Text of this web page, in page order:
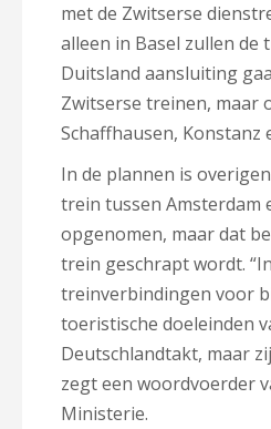
met de Zwitserse
alleen in Basel zullen de
Duitsland aansluiting
Zwitserse treinen, maar
Schaffhausen, Konstanz
In de plannen is
trein tussen Amsterdam
opgenomen, maar dat
trein geschrapt wordt.
treinverbindingen voor
toeristische doeleinden
Deutschlandtakt, maar
zegt een woordvoerder
Ministerie.